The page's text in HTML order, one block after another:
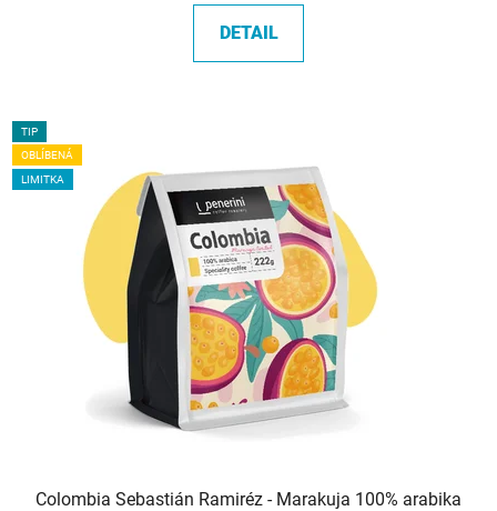
5,0
z
DETAIL
TIP
OBLÍBENÁ
LIMITKA
Colombia Sebastián Ramiréz - Marakuja 100% arabika